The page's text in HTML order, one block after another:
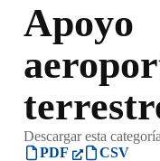
Apoyo
Descargar esta categoría
PDF
CSV